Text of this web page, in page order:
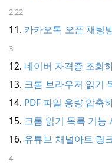
2.22
카카오톡 오픈 채팅
3
네이버 자격증 조회
크롬 브라우저 읽기
PDF 파일 용량 압축
크롬 읽기 목록 기능
유튜브 채널아트 링
4